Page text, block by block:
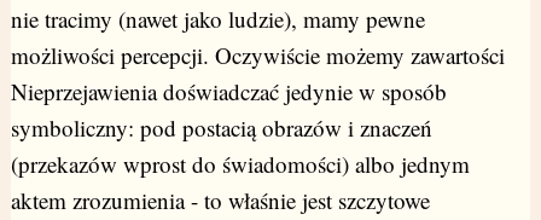
nie tracimy (nawet jako ludzie), mamy pewne
możliwości percepcji. Oczywiście możemy zawartości
Nieprzejawienia doświadczać jedynie w sposób
symboliczny: pod postacią obrazów i znaczeń
(przekazów wprost do świadomości) albo jednym
aktem zrozumienia - to właśnie jest szczytowe